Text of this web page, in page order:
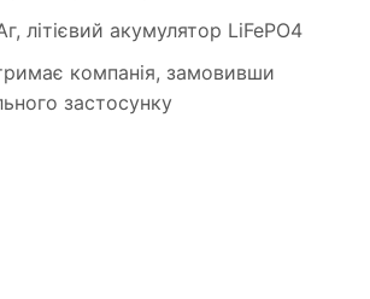
літієвий акумулятор LiFePO4
компанія, замовивши
застосунку